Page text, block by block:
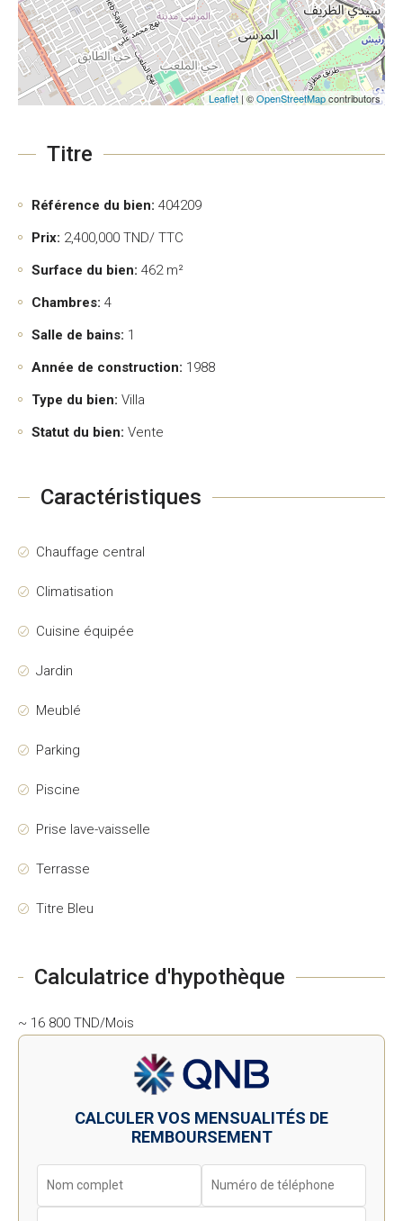
Leaflet| ©OpenStreetMapcontributors
Titre
Référence du bien: 404209
Prix: 2,400,000 TND/ TTC
Surface du bien: 462 m²
Chambres: 4
Salle de bains: 1
Année de construction: 1988
Type du bien: Villa
Statut du bien: Vente
Caractéristiques
Chauffage central
Climatisation
Cuisine équipée
Jardin
Meublé
Parking
Piscine
Prise lave-vaisselle
Terrasse
Titre Bleu
Calculatrice d'hypothèque
~ 16 800 TND/Mois
CALCULER VOS MENSUALITÉS DE
REMBOURSEMENT